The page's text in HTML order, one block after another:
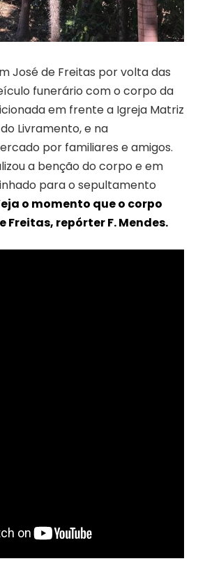
José de Freitas por volta das
funerário com o corpo da
em frente a Igreja Matriz
Livramento, e na
por familiares e amigos.
a benção do corpo e em
para o sepultamento
o momento que o corpo
Freitas, repórter F. Mendes.